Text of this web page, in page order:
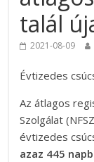
talál
2021-08-09
Évtizedes
Az átlagos
Szolgálat
évtizedes
azaz 445